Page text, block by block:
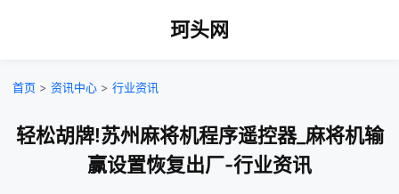
珂头网
首页 > 资讯中心 > 行业资讯
轻松胡牌!苏州麻将机程序遥控器_麻将机输
赢设置恢复出厂-行业资讯